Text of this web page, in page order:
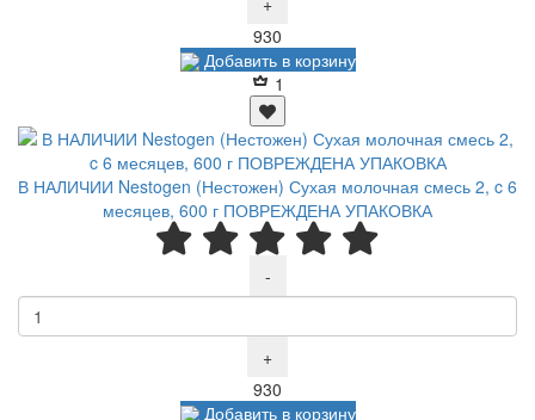
930
Добавить в корзину
1
В НАЛИЧИИ Nestogen (Нестожен) Сухая молочная смесь 2, c 6
месяцев, 600 г ПОВРЕЖДЕНА УПАКОВКА
-
+
930
Добавить в корзину